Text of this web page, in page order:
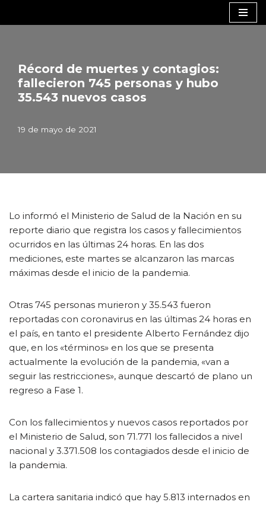
Récord de muertes y contagios:
fallecieron 745 personas y hubo
35.543 nuevos casos
19 de mayo de 2021
Lo informó el Ministerio de Salud de la Nación en su
reporte diario que registra los casos y fallecimientos
ocurridos en las últimas 24 horas. En las dos
mediciones, este martes se alcanzaron las marcas
máximas desde el inicio de la pandemia.
Otras 745 personas murieron y 35.543 fueron
reportadas con coronavirus en las últimas 24 horas en
el país, en tanto el presidente Alberto Fernández dijo
que, en los «términos» en los que se presenta
actualmente la evolución de la pandemia, «van a
seguir las restricciones», aunque descartó de plano un
regreso a Fase 1.
Con los fallecimientos y nuevos casos reportados por
el Ministerio de Salud, son 71.771 los fallecidos a nivel
nacional y 3.371.508 los contagiados desde el inicio de
la pandemia.
La cartera sanitaria indicó que hay 5.813 internados en